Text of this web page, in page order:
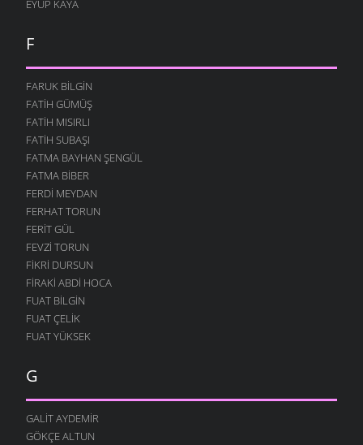
EYÜP KAYA
F
FARUK BILGIN
FATIH GÜMÜŞ
FATIH MISIRLI
FATIH SUBAŞI
FATMA BAYHAN ŞENGÜL
FATMA BIBER
FERDI MEYDAN
FERHAT TORUN
FERIT GÜL
FEVZI TORUN
FIKRI DURSUN
FIRAKI ABDI HOCA
FUAT BILGIN
FUAT ÇELIK
FUAT YÜKSEK
G
GALIT AYDEMIR
GÖKÇE ALTUN